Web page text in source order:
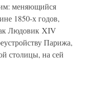
меняющийся
1850-х годов,
Людовик XIV
Парижа,
столицы, на сей